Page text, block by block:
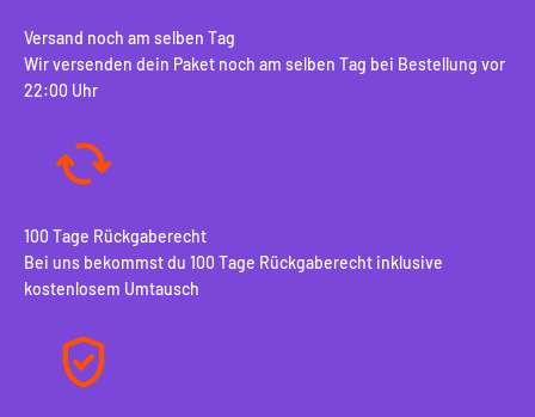
Versand noch am selben Tag
Wir versenden dein Paket noch am selben Tag bei Bestellung vor
22:00 Uhr
100 Tage Rückgaberecht
Bei uns bekommst du 100 Tage Rückgaberecht inklusive
kostenlosem Umtausch